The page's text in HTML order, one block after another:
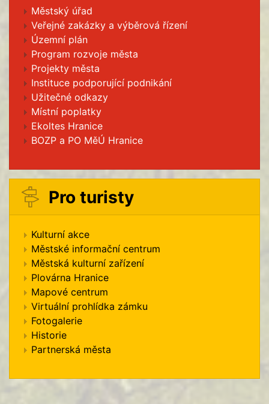
Městský úřad
Veřejné zakázky a výběrová řízení
Územní plán
Program rozvoje města
Projekty města
Instituce podporující podnikání
Užitečné odkazy
Místní poplatky
Ekoltes Hranice
BOZP a PO MěÚ Hranice
Pro turisty
Kulturní akce
Městské informační centrum
Městská kulturní zařízení
Plovárna Hranice
Mapové centrum
Virtuální prohlídka zámku
Fotogalerie
Historie
Partnerská města